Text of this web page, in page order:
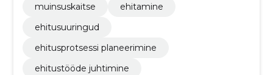
muinsuskaitse
ehitamine
ehitusuuringud
ehitusprotsessi planeerimine
ehitustööde juhtimine